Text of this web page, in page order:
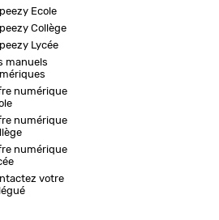
Ecole
Collège
Lycée
manuels
numérique
numérique
numérique
votre